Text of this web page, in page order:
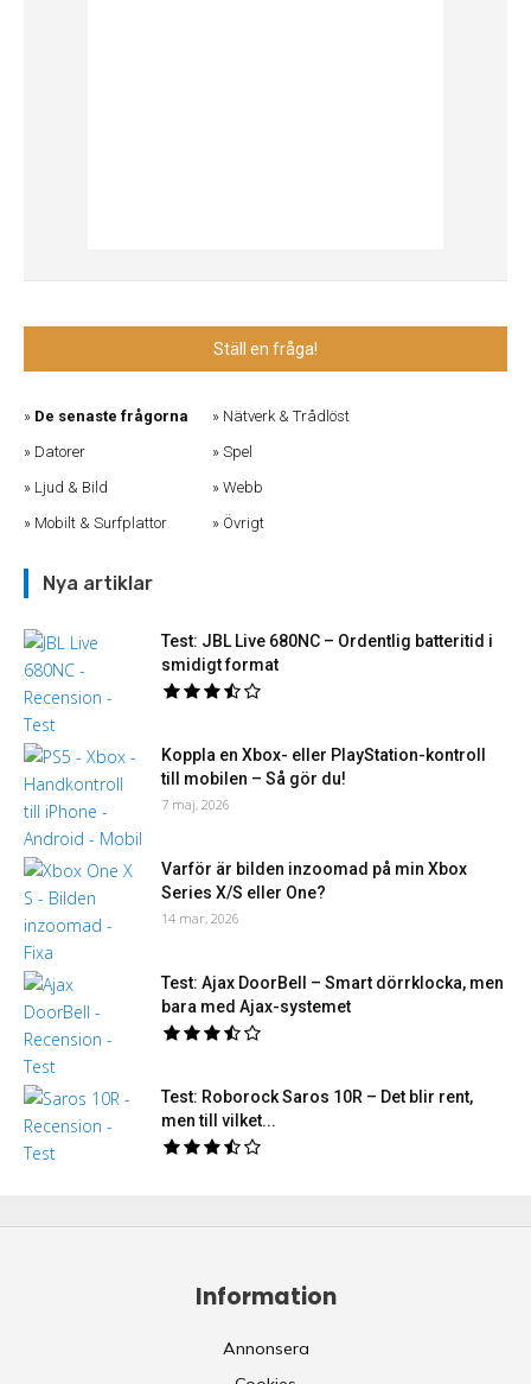
Ställ en fråga!
De senaste frågorna
Datorer
Ljud & Bild
Mobilt & Surfplattor
Nätverk & Trådlöst
Spel
Webb
Övrigt
Nya artiklar
Test: JBL Live 680NC – Ordentlig batteritid i
smidigt format
Koppla en Xbox- eller PlayStation-kontroll
till mobilen – Så gör du!
7 maj, 2026
Varför är bilden inzoomad på min Xbox
Series X/S eller One?
14 mar, 2026
Test: Ajax DoorBell – Smart dörrklocka, men
bara med Ajax-systemet
Test: Roborock Saros 10R – Det blir rent,
men till vilket...
Information
Annonsera